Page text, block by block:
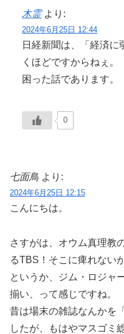
木霊 より:
2024年6月25日 12:44
日経新聞は、「経済に
くほどですからねぇ。
困った話であります。
0
七面鳥 より:
2024年6月25日 12:15
こんにちは。
さすがは、オウム真理教
るTBS！そこに痺れない
というか、ジム・ロジャ
揃い、って感じですね。
昔は場末の雑誌なんかを
したが、もはやマスゴミ